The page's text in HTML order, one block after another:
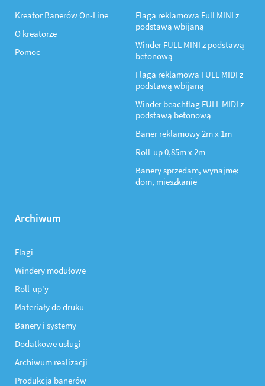
Kreator Banerów On-Line
O kreatorze
Pomoc
Flaga reklamowa Full MINI z
podstawą wbijaną
Winder FULL MINI z podstawą
betonową
Flaga reklamowa FULL MIDI z
podstawą wbijaną
Winder beachflag FULL MIDI z
podstawą betonową
Baner reklamowy 2m x 1m
Roll-up 0,85m x 2m
Banery sprzedam, wynajmę:
dom, mieszkanie
Archiwum
Flagi
Windery modułowe
Roll-up'y
Materiały do druku
Banery i systemy
Dodatkowe usługi
Archiwum realizacji
Produkcja banerów